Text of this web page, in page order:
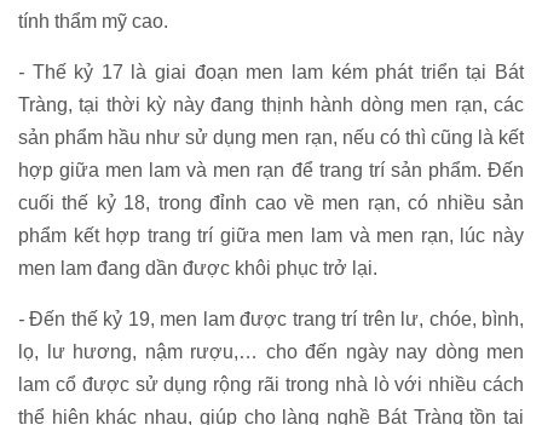
tính thẩm mỹ cao.
- Thế kỷ 17 là giai đoạn men lam kém phát triển tại Bát
Tràng, tại thời kỳ này đang thịnh hành dòng men rạn, các
sản phẩm hầu như sử dụng men rạn, nếu có thì cũng là kết
hợp giữa men lam và men rạn để trang trí sản phẩm. Đến
cuối thế kỷ 18, trong đỉnh cao về men rạn, có nhiều sản
phẩm kết hợp trang trí giữa men lam và men rạn, lúc này
men lam đang dần được khôi phục trở lại.
-Đến thế kỷ 19, men lam được trang trí trên lư, chóe, bình,
lọ, lư hương, nậm rượu,… cho đến ngày nay dòng men
lam cổ được sử dụng rộng rãi trong nhà lò với nhiều cách
thể hiện khác nhau, giúp cho làng nghề Bát Tràng tồn tại